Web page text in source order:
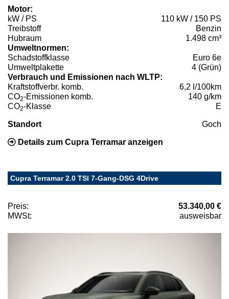
Motor:
kW / PS
110 kW / 150 PS
Treibstoff
Benzin
Hubraum
1.498 cm³
Umweltnormen:
Schadstoffklasse
Euro 6e
Umweltplakette
4 (Grün)
Verbrauch und Emissionen nach WLTP:
Kraftstoffverbr. komb.
6,2 l/100km
CO2-Emissionen komb.
140 g/km
CO2-Klasse E
Standort Goch
Details zum Cupra Terramar anzeigen
Cupra Terramar 2.0 TSI 7-Gang-DSG 4Drive
Preis:
53.340,00 €
MWSt:
ausweisbar